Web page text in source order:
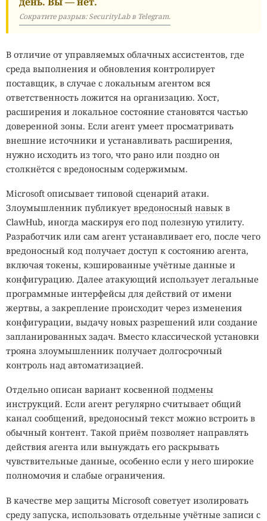
Сократите разрыв: SecurityLab в Telegram.
В отличие от управляемых облачных ассистентов, где
среда выполнения и обновления контролирует
поставщик, в случае с локальным агентом вся
ответственность ложится на организацию. Хост,
расширения и локальное состояние становятся частью
доверенной зоны. Если агент умеет просматривать
внешние источники и устанавливать расширения,
нужно исходить из того, что рано или поздно он
столкнётся с вредоносным содержимым.
Microsoft описывает типовой сценарий атаки.
Злоумышленник публикует вредоносный навык в
ClawHub, иногда маскируя его под полезную утилиту.
Разработчик или сам агент устанавливает его, после чего
вредоносный код получает доступ к состоянию агента,
включая токены, кэшированные учётные данные и
конфигурацию. Далее атакующий использует легальные
программные интерфейсы для действий от имени
жертвы, а закрепление происходит через изменения
конфигурации, выдачу новых разрешений или создание
запланированных задач. Вместо классической установки
трояна злоумышленник получает долгосрочный
контроль над автоматизацией.
Отдельно описан вариант косвенной подмены
инструкций. Если агент регулярно считывает общий
канал сообщений, вредоносный текст можно встроить в
обычный контент. Такой приём позволяет направлять
действия агента или вынуждать его раскрывать
чувствительные данные, особенно если у него широкие
полномочия и слабые ограничения.
В качестве мер защиты Microsoft советует изолировать
среду запуска, использовать отдельные учётные записи с